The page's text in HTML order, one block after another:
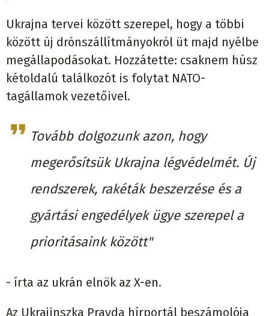
Ukrajna tervei között szerepel, hogy a többi
között új drónszállítmányokról üt majd nyélbe
megállapodásokat. Hozzátette: csaknem húsz
kétoldalú találkozót is folytat NATO-
tagállamok vezetőivel.
Tovább dolgozunk azon, hogy
megerősítsük Ukrajna légvédelmét. Új
rendszerek, rakéták beszerzése és a
gyártási engedélyek ügye szerepel a
prioritásaink között"
- írta az ukrán elnök az X-en.
Az Ukrajinszka Pravda hírportál beszámolója